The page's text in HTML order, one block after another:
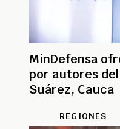
MinDefensa
por autores
Suárez, Cauca
REGIONES